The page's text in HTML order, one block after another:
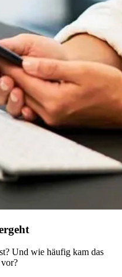
Und wie häufig kam das